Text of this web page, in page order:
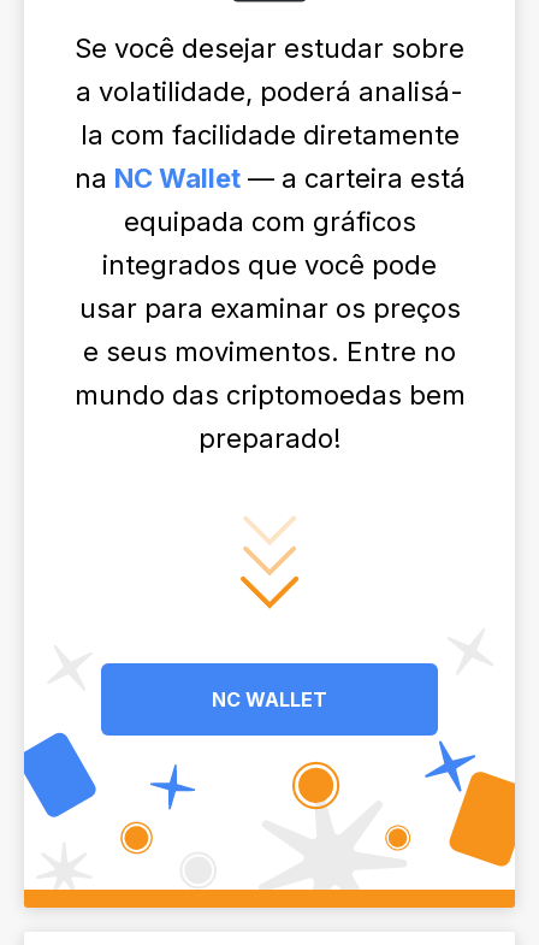
Se você desejar estudar sobre
a volatilidade, poderá analisá-
la com facilidade diretamente
na NC Wallet— a carteira está
equipada com gráficos
integrados que você pode
usar para examinar os preços
e seus movimentos. Entre no
mundo das criptomoedas bem
preparado!
NC WALLET